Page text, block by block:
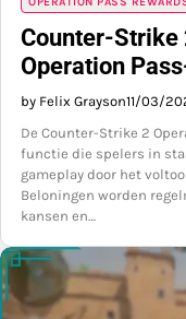
Counter-Strike
Operation
by Felix Grayson11/03/
De Counter-Strike 2
functie die spelers in
gameplay door het
Beloningen worden
kansen en…